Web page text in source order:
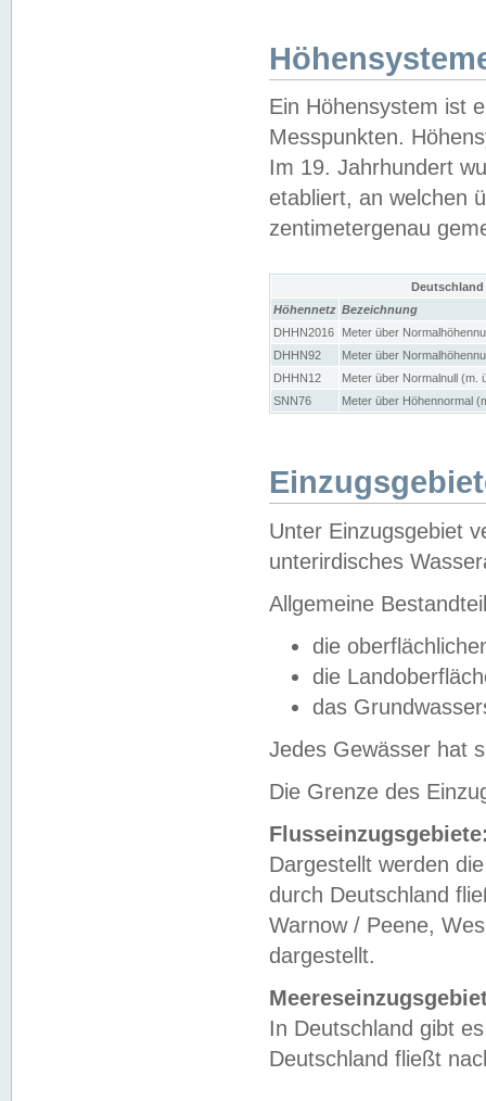
Ein Höhensystem ist
Messpunkten.
Im 19. Jahrhundert
etabliert, an welchen
zentimetergenau
Höhennetz Bezeichnung
DHHN2016
Meter über
DHHN92
Meter über
DHHN12
Meter über Normalnull (m.
SNN76
Meter über Höhennormal
Unter Einzugsgebiet
unterirdisches
Allgemeine
die
die
das
Jedes Gewässer hat
Die Grenze des
Dargestellt werden
durch Deutschland
Warnow / Peene,
dargestellt.
In Deutschland gibt
Deutschland fließt